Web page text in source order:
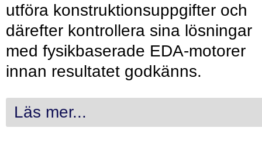
utföra konstruktionsuppgifter och
därefter kontrollera sina lösningar
med fysikbaserade EDA-motorer
innan resultatet godkänns.
Läs mer...